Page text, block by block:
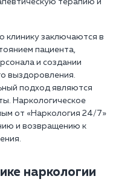
терапию и
клинику заключаются в
пациента,
и создании
выздоровления.
подход являются
Наркологическое
от «Наркология 24/7»
и возвращению к
наркологии